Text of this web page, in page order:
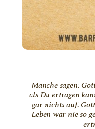
Manche sagen:
als Du ertragen
gar nichts auf.
Leben war nie so